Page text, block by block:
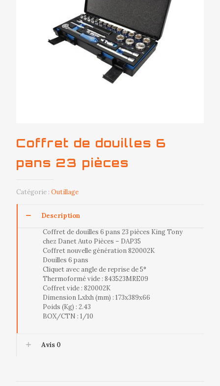
Coffret de douilles 6
pans 23 pièces
Catégorie : Outillage
Description
Coffret de douilles 6 pans 23 pièces King Tony
chez Danet Auto Pièces – DAP35
Coffret nouvelle génération 820002K
Douilles 6 pans
Cliquet avec angle de reprise de 5°
Thermoformé vide : 843523MRE09
Coffret vide : 820002K
Dimension Lxlxh (mm) : 173x389x66
Poids (Kg) : 2.43
BOX/CTN : 1/10
Avis 0